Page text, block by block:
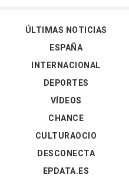
ÚLTIMAS NOTICIAS
ESPAÑA
INTERNACIONAL
DEPORTES
VÍDEOS
CHANCE
CULTURAOCIO
DESCONECTA
EPDATA.ES